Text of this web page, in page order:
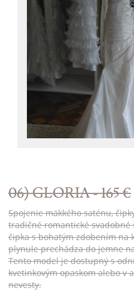
06) GLORIA - 165 €
Spojenie mäkkého saténu,
tradičné romantické svadobné
čipka s bohatým zdobením na
plynule prechádza do jemne
Tento model je dostupný s
kvetinkovým opaskom alebo v
nevesty.